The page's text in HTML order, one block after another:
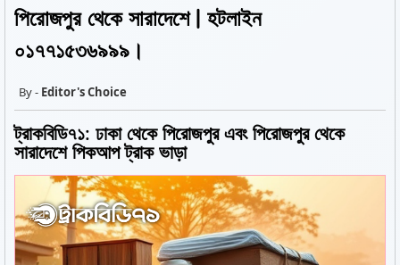
পিরোজপুর থেকে সারাদেশে | হটলাইন
০১৭৭১৫৩৬৯৯৯।
Editor's Choice
ট্রাকবিডি৭১: ঢাকা থেকে পিরোজপুর এবং পিরোজপুর থেকে
সারাদেশে পিকআপ ট্রাক ভাড়া